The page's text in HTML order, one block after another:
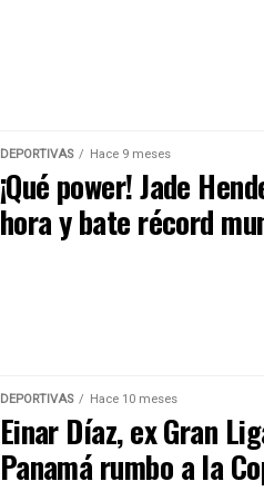
DEPORTIVAS Hace 9 meses
¡Qué power! Jade
hora y bate récord
DEPORTIVAS Hace 10 meses
Einar Díaz, ex Gran
Panamá rumbo a la